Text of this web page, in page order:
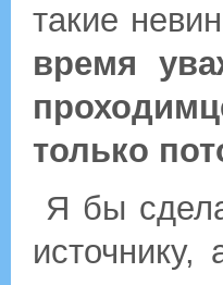
такие
время
только
Я бы